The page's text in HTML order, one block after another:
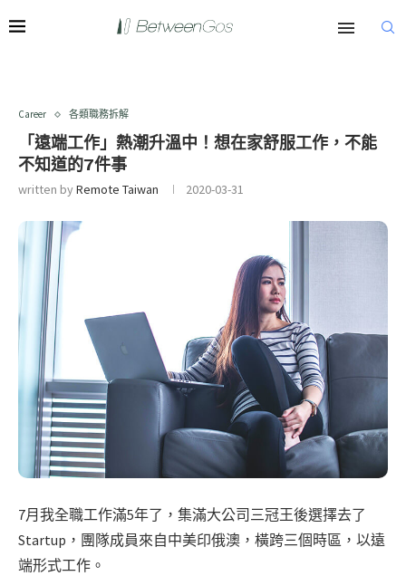
Career 各類職務拆解
「遠端工作」熱潮升溫中！想在家舒服工作，不能
不知道的7件事
written byRemote Taiwan 2020-03-31
7月我全職工作滿5年了，集滿大公司三冠王後選擇去了
Startup，團隊成員來自中美印俄澳，橫跨三個時區，以遠
端形式工作。